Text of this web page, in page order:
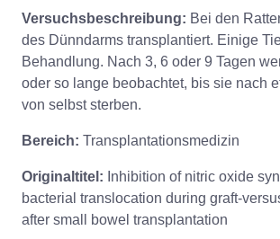
Versuchsbeschreibung: Bei den
des Dünndarms transplantiert. Einige
Behandlung. Nach 3, 6 oder 9 Tagen
oder so lange beobachtet, bis sie nach
von selbst sterben.
Bereich: Transplantationsmedizin
Originaltitel: Inhibition of nitric oxide
bacterial translocation during graft-
after small bowel transplantation